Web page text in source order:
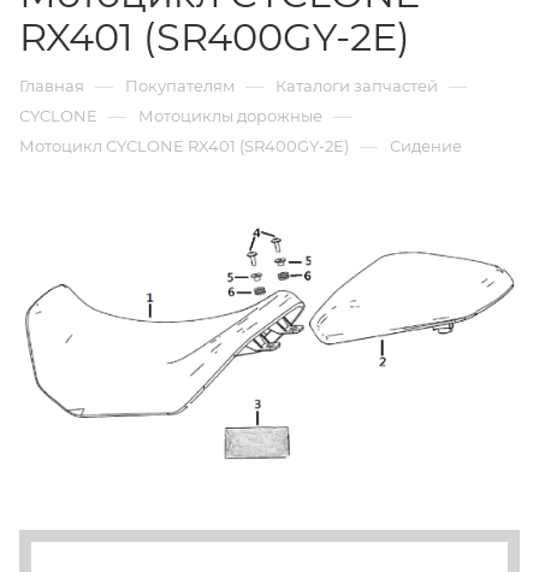
RX401 (SR400GY-2E)
Главная — Покупателям — Каталоги запчастей —
CYCLONE — Мотоциклы дорожные —
Мотоцикл CYCLONE RX401 (SR400GY-2E) — Сидение